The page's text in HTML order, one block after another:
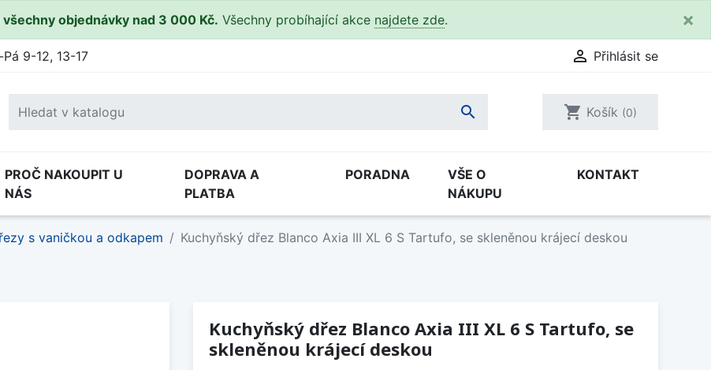
objednávky nad 3 000 Kč. Všechny probíhající akce najdete zde. ×
Pá 9-12, 13-17  Přihlásit se
 shopping_cart Košík (0)
PROČ NAKOUPIT U
NÁS
DOPRAVA A
PLATBA
PORADNA
VŠE O
NÁKUPU
KONTAKT
s vaničkou a odkapem Kuchyňský dřez Blanco Axia III XL 6 S Tartufo, se skleněnou krájecí deskou
Kuchyňský dřez Blanco Axia III XL 6 S Tartufo, se
skleněnou krájecí deskou